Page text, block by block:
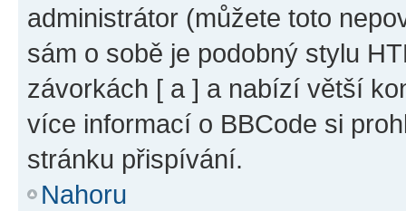
administrátor (můžete toto
sám o sobě je podobný stylu
závorkách [ a ] a nabízí větší
více informací o BBCode si
stránku přispívání.
Nahoru